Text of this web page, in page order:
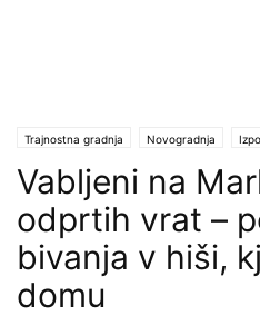
Trajnostna gradnja Novogradnja
Vabljeni na
odprtih vrat –
bivanja v hiši,
domu